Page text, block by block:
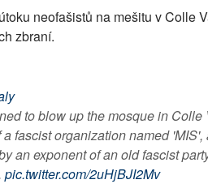
neofašistů na mešitu v Colle
zbraní.
to blow up the mosque in Colle
fascist organization named 'MIS',
an exponent of an old fascist
pic.twitter.com/2uHjBJI2Mv